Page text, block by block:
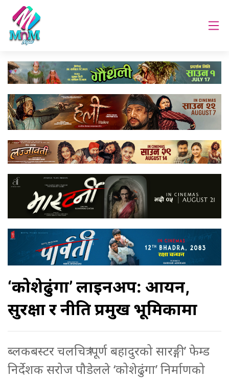
‘कोशेढुंगा’ लाइनअप: आर्यन,
सुरक्षा र नीति प्रमुख भूमिकामा
ब्लकबस्टर चलचित्र ‘पूर्ण बहादुरको सारङ्गी’ फेम्ड
निर्देशक सरोज पौडेलले ‘कोशेढुंगा’ निर्माणको